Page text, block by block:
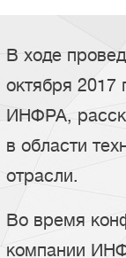
В ходе
октября 2017
ИНФРА,
в области
отрасли.
Во время
компании